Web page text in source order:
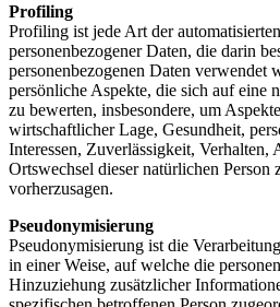
Profiling
Profiling ist jede Art der
personenbezogener Daten, die darin
personenbezogenen Daten verwendet
persönliche Aspekte, die sich auf eine
zu bewerten, insbesondere, um
wirtschaftlicher Lage, Gesundheit,
Interessen, Zuverlässigkeit, Verhalten,
Ortswechsel dieser natürlichen Person
vorherzusagen.
Pseudonymisierung
Pseudonymisierung ist die
in einer Weise, auf welche die
Hinzuziehung zusätzlicher